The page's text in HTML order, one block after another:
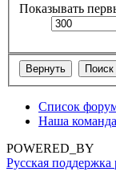
Показывать
Список
Наша команда
POWERED_BY
Русская поддержка